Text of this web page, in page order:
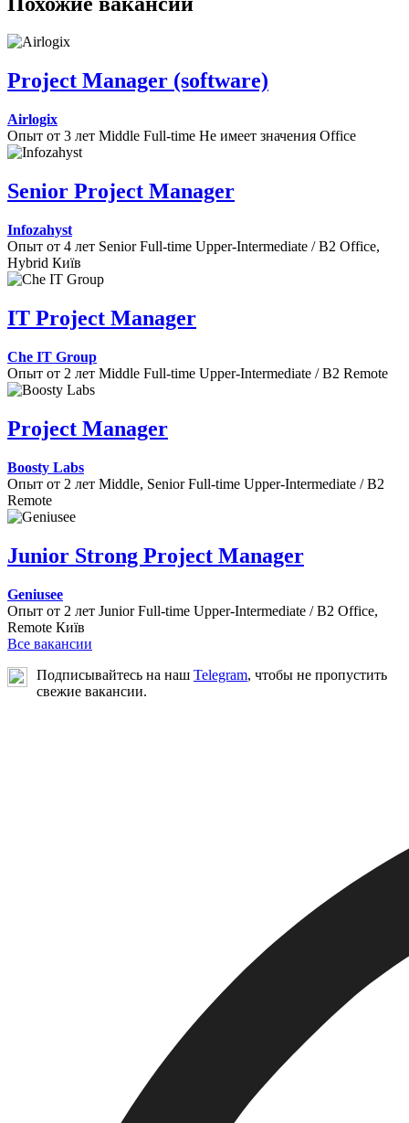
Project Manager (software)
Airlogix
Опыт от 3 лет Middle Full-time Не имеет значения Office
Senior Project Manager
Infozahyst
Опыт от 4 лет Senior Full-time Upper-Intermediate / B2 Office,
Hybrid Київ
IT Project Manager
Che IT Group
Опыт от 2 лет Middle Full-time Upper-Intermediate / B2 Remote
Project Manager
Boosty Labs
Опыт от 2 лет Middle, Senior Full-time Upper-Intermediate / B2
Remote
Junior Strong Project Manager
Geniusee
Опыт от 2 лет Junior Full-time Upper-Intermediate / B2 Office,
Remote Київ
Все вакансии
Подписывайтесь на наш Telegram, чтобы не пропустить
свежие вакансии.